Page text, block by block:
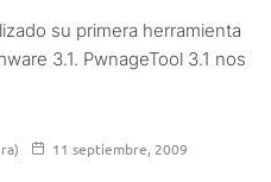
su primera herramienta
3.1. PwnageTool 3.1 nos
11 septiembre, 2009